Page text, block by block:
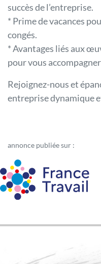
succès de l’entreprise.
* Prime de vacances
congés.
* Avantages liés aux
pour vous
Rejoignez-nous et
entreprise dynamique
annonce publiée sur :